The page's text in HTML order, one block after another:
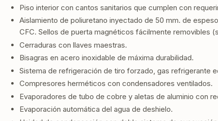
Piso interior con cantos sanitarios que cumplen con
Aislamiento de poliuretano inyectado de 50 mm. de
CFC. Sellos de puerta magnéticos fácilmente removibles
Cerraduras con llaves maestras.
Bisagras en acero inoxidable de máxima durabilidad.
Sistema de refrigeración de tiro forzado, gas refrigerante
Compresores herméticos con condensadores ventilados.
Evaporadores de tubo de cobre y aletas de aluminio con
Evaporación automática del agua de deshielo.